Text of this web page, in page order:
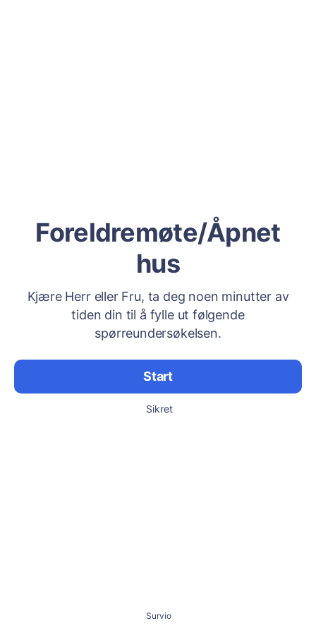
Foreldremøte/Åpnet
hus
Kjære Herr eller Fru, ta deg noen minutter av
tiden din til å fylle ut følgende
spørreundersøkelsen.
Start
Sikret
Survio